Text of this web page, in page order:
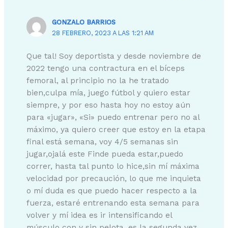
GONZALO BARRIOS
28 FEBRERO, 2023 A LAS 1:21 AM
Que tal! Soy deportista y desde noviembre de
2022 tengo una contractura en el bíceps
femoral, al principio no la he tratado
bien,culpa mía, juego fútbol y quiero estar
siempre, y por eso hasta hoy no estoy aún
para «jugar», «Si» puedo entrenar pero no al
máximo, ya quiero creer que estoy en la etapa
final está semana, voy 4/5 semanas sin
jugar,ojalá este Finde pueda estar,puedo
correr, hasta tal punto lo hice,sin mí máxima
velocidad por precaución, lo que me inquieta
o mí duda es que puedo hacer respecto a la
fuerza, estaré entrenando esta semana para
volver y mí idea es ir intensificando el